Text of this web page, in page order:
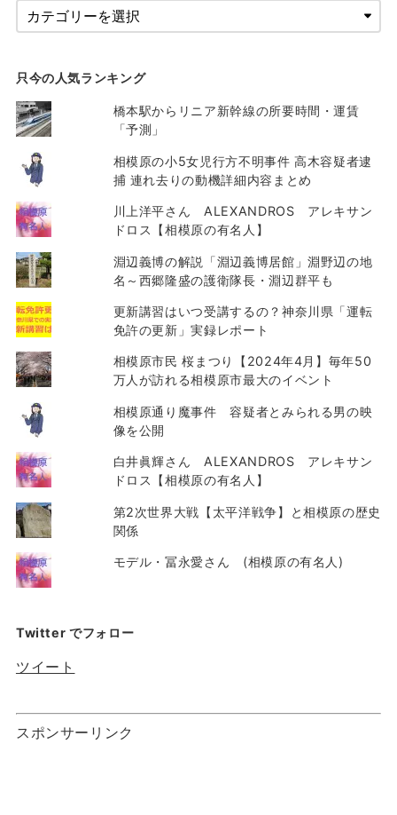
只今の人気ランキング
橋本駅からリニア新幹線の所要時間・運賃
「予測」
相模原の小5女児行方不明事件 高木容疑者逮
捕 連れ去りの動機詳細内容まとめ
川上洋平さん ALEXANDROS アレキサン
ドロス【相模原の有名人】
淵辺義博の解説「淵辺義博居館」淵野辺の地
名～西郷隆盛の護衛隊長・淵辺群平も
更新講習はいつ受講するの？神奈川県「運転
免許の更新」実録レポート
相模原市民 桜まつり【2024年4月】毎年50
万人が訪れる相模原市最大のイベント
相模原通り魔事件 容疑者とみられる男の映
像を公開
白井眞輝さん ALEXANDROS アレキサン
ドロス【相模原の有名人】
第2次世界大戦【太平洋戦争】と相模原の歴史
関係
モデル・冨永愛さん (相模原の有名人)
Twitter でフォロー
ツイート
スポンサーリンク